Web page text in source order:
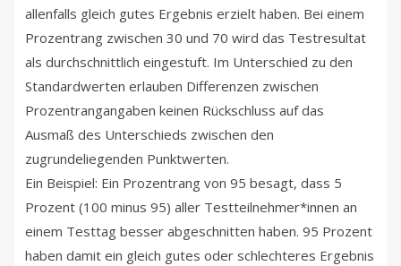
allenfalls gleich gutes Ergebnis erzielt haben. Bei einem
Prozentrang zwischen 30 und 70 wird das Testresultat
als durchschnittlich eingestuft. Im Unterschied zu den
Standardwerten erlauben Differenzen zwischen
Prozentrangangaben keinen Rückschluss auf das
Ausmaß des Unterschieds zwischen den
zugrundeliegenden Punktwerten.
Ein Beispiel: Ein Prozentrang von 95 besagt, dass 5
Prozent (100 minus 95) aller Testteilnehmer*innen an
einem Testtag besser abgeschnitten haben. 95 Prozent
haben damit ein gleich gutes oder schlechteres Ergebnis